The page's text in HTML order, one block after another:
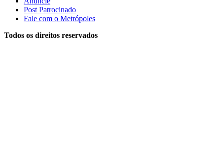
Post Patrocinado
Fale com o Metrópoles
Todos os direitos reservados